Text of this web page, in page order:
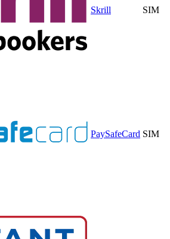
Skrill SIM
PaySafeCard SIM